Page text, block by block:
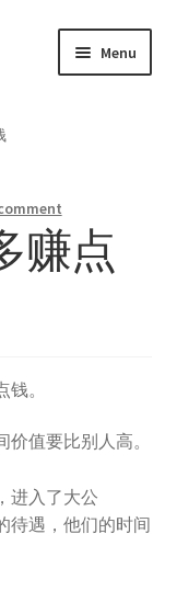
Menu
赚点
。
值要比别人高。
进入了大公
待遇，他们的时间